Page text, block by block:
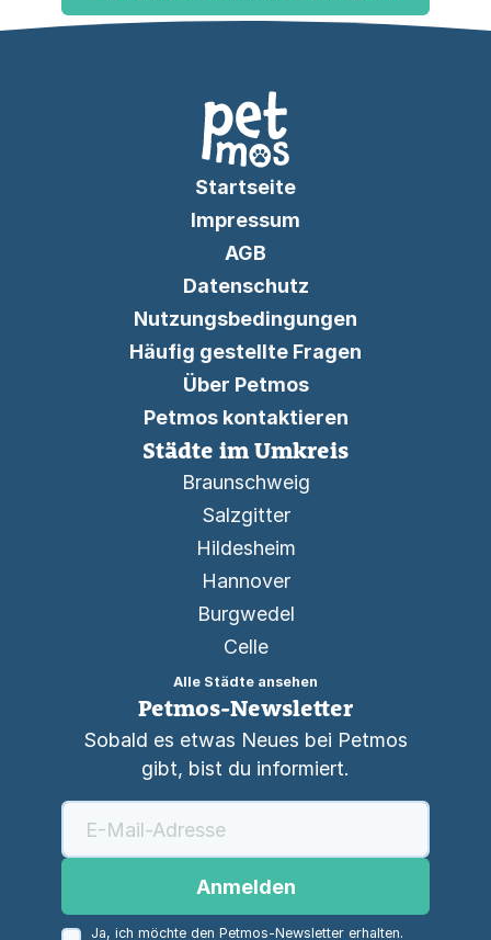
Startseite
Impressum
AGB
Datenschutz
Nutzungsbedingungen
Häufig gestellte Fragen
Über Petmos
Petmos kontaktieren
Städte im Umkreis
Braunschweig
Salzgitter
Hildesheim
Hannover
Burgwedel
Celle
Alle Städte ansehen
Petmos-Newsletter
Sobald es etwas Neues bei Petmos
gibt, bist du informiert.
Anmelden
Ja, ich möchte den Petmos-Newsletter erhalten.